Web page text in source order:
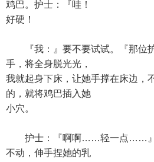
鸡巴。护士：『哇！
好硬！
『我：』要不要试试。『那位
手，将全身脱光光，
我就起身下床，让她手撑在床边，
的，就将鸡巴插入她
小穴。
护士：『啊啊……轻一点……』
不动，伸手捏她的乳